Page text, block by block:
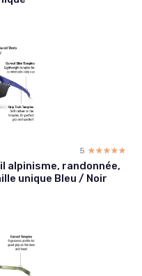
5 ☆☆☆☆☆
★★★★★
alpinisme, randonnée,
unique Bleu / Noir